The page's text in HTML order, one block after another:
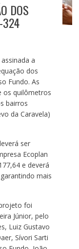
DOS
324
a
dos
Fundo. As
os quilômetros
bairros
da Caravela)
ser
Ecoplan
e deverá
mais
foi
Júnior, pelo
Luiz Gustavo
Sívori Sarti